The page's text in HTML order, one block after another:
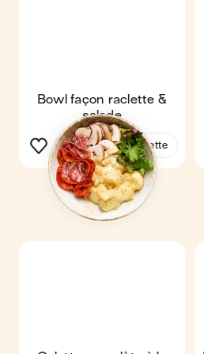
Bowl façon raclette &
salade
Voir la recette